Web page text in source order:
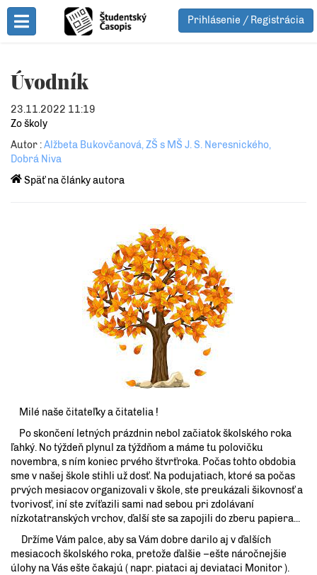
Toggle Menu
Prihlásenie / Registrácia
Úvodník
23.11.2022 11:19
Zo školy
Autor :Alžbeta Bukovčanová, ZŠ s MŠ J. S. Neresnického,
Dobrá Niva
Späť na články autora
Milé naše čitateľky a čitatelia !
Po skončení letných prázdnin nebol začiatok školského roka
ľahký. No týždeň plynul za týždňom a máme tu polovičku
novembra, s ním koniec prvého štvrťroka. Počas tohto obdobia
sme v našej škole stihli už dosť. Na podujatiach, ktoré sa počas
prvých mesiacov organizovali v škole, ste preukázali šikovnosť a
tvorivosť, iní ste zvíťazili sami nad sebou pri zdolávaní
nízkotatranských vrchov, ďalší ste sa zapojili do zberu papiera...
Držíme Vám palce, aby sa Vám dobre darilo aj v ďalších
mesiacoch školského roka, pretože ďalšie –ešte náročnejšie
úlohy na Vás ešte čakajú ( napr. piataci aj deviataci Monitor ).